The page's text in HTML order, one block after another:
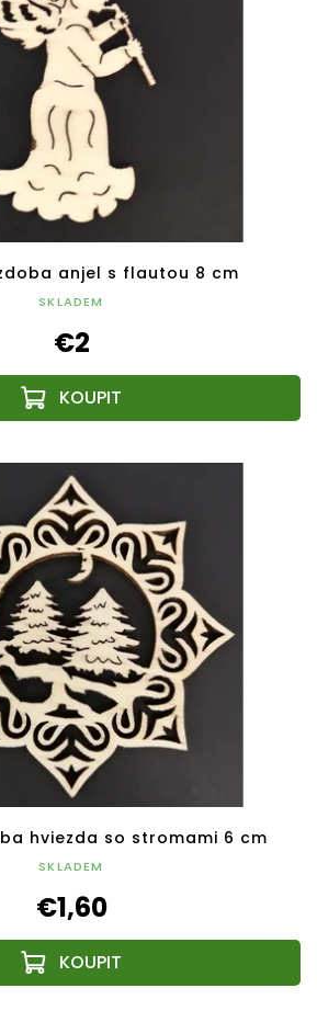
anjel s flautou 8 cm
SKLADEM
€2
hviezda so stromami 6 cm
SKLADEM
€1,60